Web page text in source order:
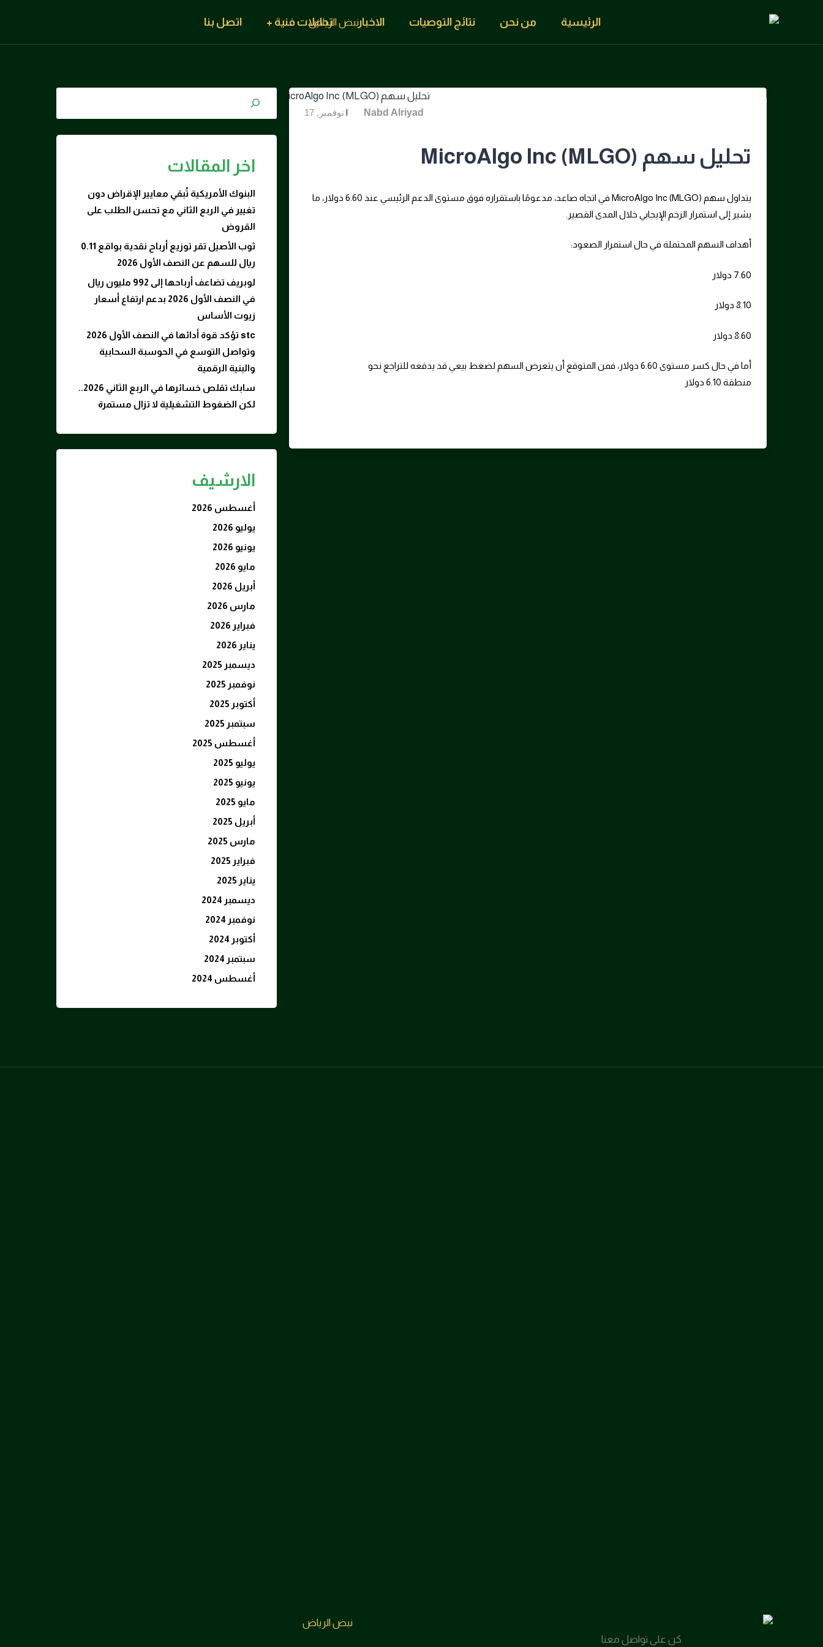
الرئيسية من نحن نتائج التوصيات الاخبار تحليلات فنية اتصل بنا
Nabd Alriyad
| نوفمبر, 17
تحليل سهم MicroAlgo Inc (MLGO)
يتداول سهم MicroAlgo Inc (MLGO) في اتجاه صاعد، مدعومًا باستقراره فوق مستوى الدعم الرئيسي عند 6.60 دولار، ما
يشير إلى استمرار الزخم الإيجابي خلال المدى القصير.
أهداف السهم المحتملة في حال استمرار الصعود:
7.60 دولار
8.10 دولار
8.60 دولار
أما في حال كسر مستوى 6.60 دولار، فمن المتوقع أن يتعرض السهم لضغط بيعي قد يدفعه للتراجع نحو
منطقة 6.10 دولار
اخر المقالات
البنوك الأمريكية تُبقي معايير الإقراض دون
تغيير في الربع الثاني مع تحسن الطلب على
القروض
ثوب الأصيل تقر توزيع أرباح نقدية بواقع 0.11
ريال للسهم عن النصف الأول 2026
لوبريف تضاعف أرباحها إلى 992 مليون ريال
في النصف الأول 2026 بدعم ارتفاع أسعار
زيوت الأساس
stc تؤكد قوة أدائها في النصف الأول 2026
وتواصل التوسع في الحوسبة السحابية
والبنية الرقمية
سابك تقلص خسائرها في الربع الثاني 2026..
لكن الضغوط التشغيلية لا تزال مستمرة
الارشيف
أغسطس 2026
يوليو 2026
يونيو 2026
مايو 2026
أبريل 2026
مارس 2026
فبراير 2026
يناير 2026
ديسمبر 2025
نوفمبر 2025
أكتوبر 2025
سبتمبر 2025
أغسطس 2025
يوليو 2025
يونيو 2025
مايو 2025
أبريل 2025
مارس 2025
فبراير 2025
يناير 2025
ديسمبر 2024
نوفمبر 2024
أكتوبر 2024
سبتمبر 2024
أغسطس 2024
كن على تواصل معنا